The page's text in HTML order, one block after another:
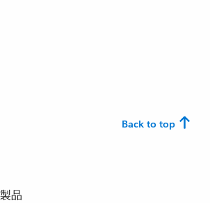
Back to top
製品